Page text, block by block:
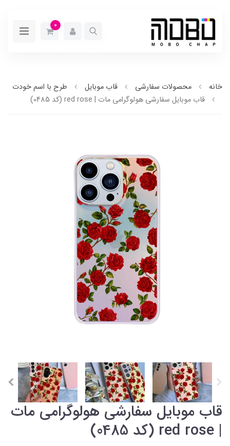
0
خانه محصولات سفارشی قاب موبایل
طرح با اسم خودت
قاب موبایل سفارشی هولوگرامی مات | red rose (کد 0485)
قاب موبایل سفارشی هولوگرامی مات
| red rose (کد 0485)